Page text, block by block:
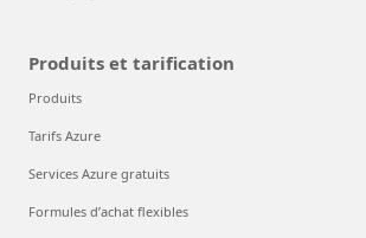
Produits et tarification
Produits
Tarifs Azure
Services Azure gratuits
Formules d’achat flexibles